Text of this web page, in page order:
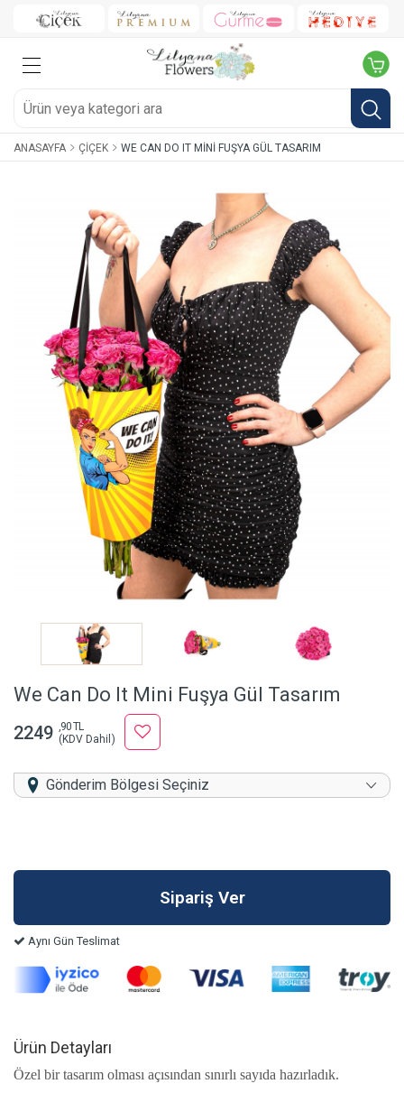
ANASAYFA ÇIÇEK WE CAN DO IT MINI FUŞYA GÜL TASARIM
We Can Do It Mini Fuşya Gül Tasarım
2249 ,90 TL
(KDV Dahil)
Gönderim Bölgesi Seçiniz
Aynı Gün Teslimat
Ürün Detayları
Özel bir tasarım olması açısından sınırlı sayıda hazırladık.